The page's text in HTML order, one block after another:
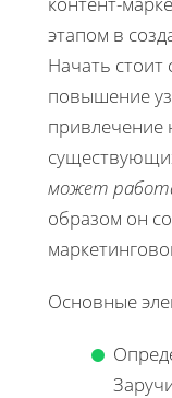
этапом в
Начать стоит
повышение
привлечение
может
образом он
Основные